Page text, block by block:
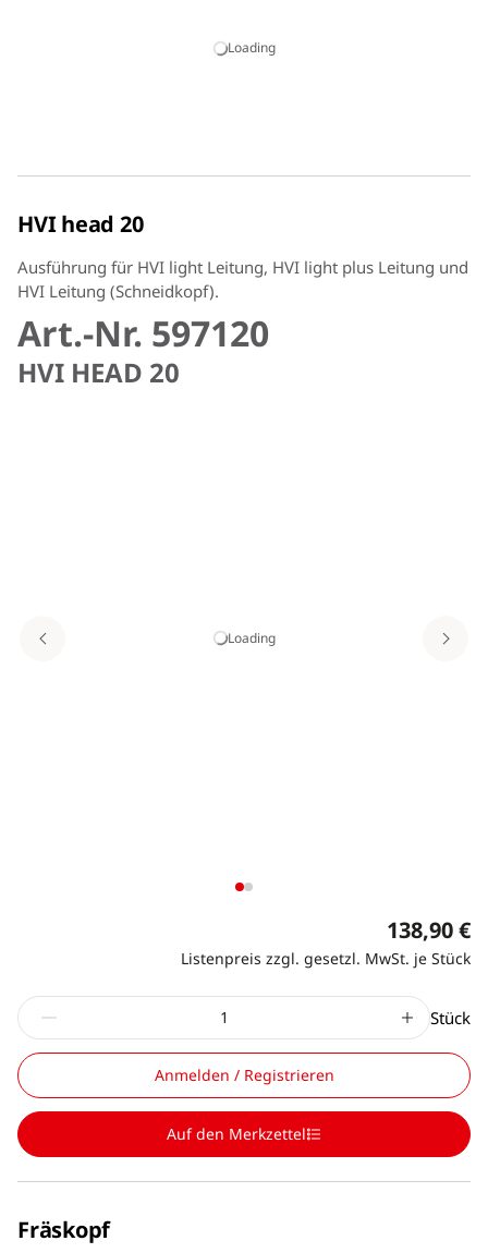
Loading
Schneidvorgang / das Absetzen.
HVI head 20
Ausführung für HVI light Leitung, HVI light plus Leitung und
HVI Leitung (Schneidkopf).
Art.-Nr. 597120
HVI HEAD 20
Loading
138,90 €
Listenpreis zzgl. gesetzl. MwSt. je Stück
Stück
Anmelden / Registrieren
Auf den Merkzettel
Fräskopf